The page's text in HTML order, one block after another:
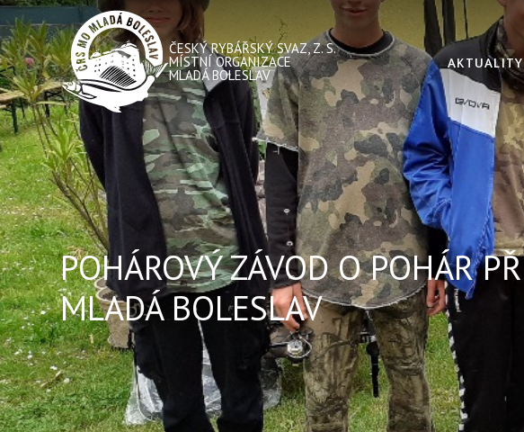
ČESKÝ RYBÁŘSKÝ SVAZ, Z. S.
MÍSTNÍ ORGANIZACE
MLADÁ BOLESLAV
AKTUALITY
POHÁROVÝ ZÁVOD O POHÁR
MLADÁ BOLESLAV